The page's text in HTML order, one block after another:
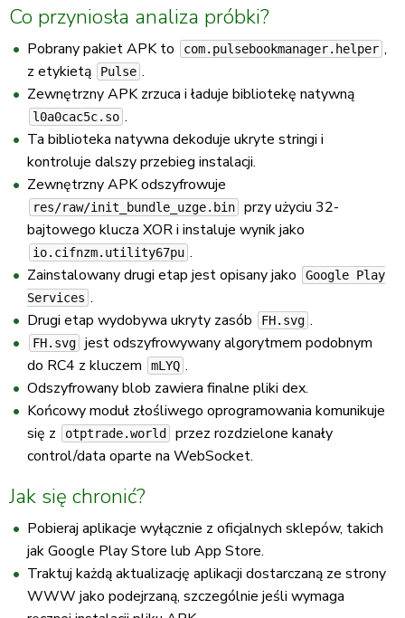
Co przyniosła analiza próbki?
Pobrany pakiet APK to com.pulsebookmanager.helper ,
z etykietą
Pulse .
Zewnętrzny APK zrzuca i ładuje bibliotekę natywną
l0a0cac5c.so .
Ta biblioteka natywna dekoduje ukryte stringi i
kontroluje dalszy przebieg instalacji.
Zewnętrzny APK odszyfrowuje
res/raw/init_bundle_uzge.bin
przy użyciu 32-
bajtowego klucza XOR i instaluje wynik jako
io.cifnzm.utility67pu .
Zainstalowany drugi etap jest opisany jako
Google Play
Services .
Drugi etap wydobywa ukryty zasób
FH.svg .
FH.svg
jest odszyfrowywany algorytmem podobnym
do RC4 z kluczem
mLYQ .
Odszyfrowany blob zawiera finalne pliki dex.
Końcowy moduł złośliwego oprogramowania komunikuje
się z
otptrade.world
przez rozdzielone kanały
control/data oparte na WebSocket.
Jak się chronić?
Pobieraj aplikacje wyłącznie z oficjalnych sklepów, takich
jak Google Play Store lub App Store.
Traktuj każdą aktualizację aplikacji dostarczaną ze strony
WWW jako podejrzaną, szczególnie jeśli wymaga